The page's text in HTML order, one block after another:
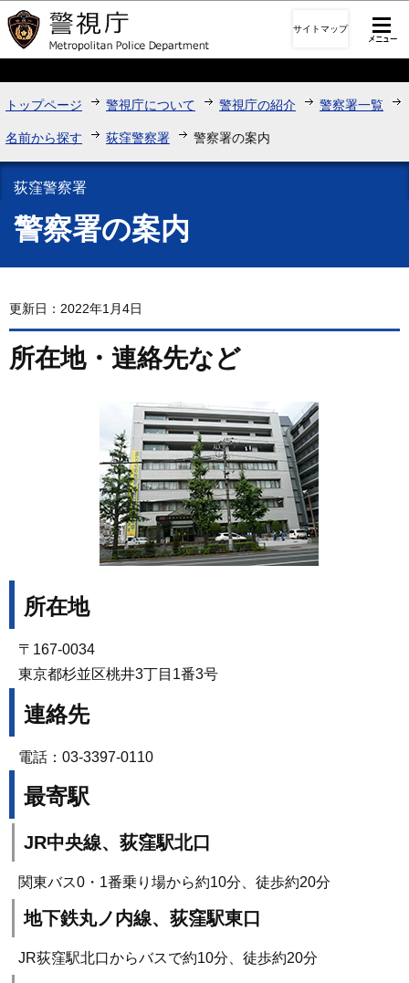
このページの本文へ移動
サイトマップ
トップページ 警視庁について 警視庁の紹介 警察署一覧
名前から探す 荻窪警察署 警察署の案内
荻窪警察署
警察署の案内
更新日：2022年1月4日
所在地・連絡先など
所在地
〒167-0034
東京都杉並区桃井3丁目1番3号
連絡先
電話：03-3397-0110
最寄駅
JR中央線、荻窪駅北口
関東バス0・1番乗り場から約10分、徒歩約20分
地下鉄丸ノ内線、荻窪駅東口
JR荻窪駅北口からバスで約10分、徒歩約20分